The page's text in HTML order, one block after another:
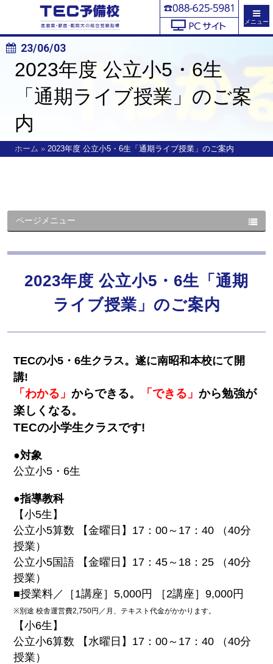
メニュー
23/06/03
2023年度 公立小5・6生
「通期ライブ授業」のご案
内
ホーム » 2023年度 公立小5・6生「通期ライブ授業」のご案内
ページメニュー
2023年度 公立小5・6生「通期
ライブ授業」のご案内
TECの小5・6生クラス。遂に南昭和本校にて開
講!
「わかる」からできる。 「できる」から勉強が
楽しくなる。
TECの小学生クラスです!
●対象
公立小5・6生
●指導教科
【小5生】
公立小5算数 【金曜日】17：00～17：40 （40分
授業）
公立小5国語 【金曜日】17：45～18：25 （40分
授業）
■授業料／［1講座］5,000円 ［2講座］9,000円
※別途 校舎運営費2,750円／月、テキスト代金がかかります。
【小6生】
公立小6算数 【水曜日】17：00～17：40 （40分
授業）